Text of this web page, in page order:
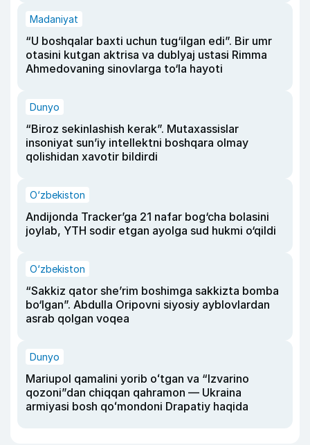
Madaniyat
“U boshqalar baxti uchun tug‘ilgan edi”. Bir umr
otasini kutgan aktrisa va dublyaj ustasi Rimma
Ahmedovaning sinovlarga to‘la hayoti
Dunyo
“Biroz sekinlashish kerak”. Mutaxassislar
insoniyat sun’iy intellektni boshqara olmay
qolishidan xavotir bildirdi
O‘zbekiston
Andijonda Tracker’ga 21 nafar bog‘cha bolasini
joylab, YTH sodir etgan ayolga sud hukmi o‘qildi
O‘zbekiston
“Sakkiz qator she’rim boshimga sakkizta bomba
bo‘lgan”. Abdulla Oripovni siyosiy ayblovlardan
asrab qolgan voqea
Dunyo
Mariupol qamalini yorib oʻtgan va “Izvarino
qozoni”dan chiqqan qahramon — Ukraina
armiyasi bosh qoʻmondoni Drapatiy haqida